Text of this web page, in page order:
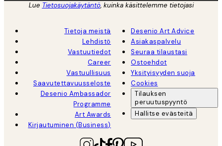
Lue Tietosuojakäytäntö, kuinka käsittelemme tietojasi
Tietoja meistä
Lehdistö
Vastuutiedot
Career
Vastuullisuus
Saavutettavuusseloste
Desenio Ambassador
Programme
Art Awards
Kirjautuminen (Business)
Desenio Art Advice
Asiakaspalvelu
Seuraa tilaustasi
Ostoehdot
Yksityisyyden suoja
Cookies
Tilauksen
peruutuspyyntö
Hallitse evästeitä